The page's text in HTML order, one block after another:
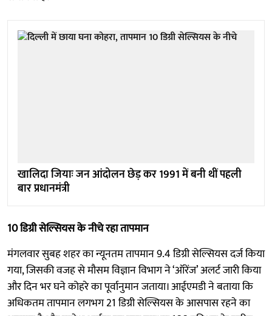
खालिदा जियाः जन आंदोलन छेड़ कर 1991 में बनी थीं पहली
बार प्रधानमंत्री
10 डिग्री सेल्सियस के नीचे रहा तापमान
मंगलवार सुबह शहर का न्यूनतम तापमान 9.4 डिग्री सेल्सियस दर्ज किया
गया, जिसकी वजह से मौसम विज्ञान विभाग ने ‘ऑरेंज’ अलर्ट जारी किया
और दिन भर घने कोहरे का पूर्वानुमान जताया। आईएमडी ने बताया कि
अधिकतम तापमान लगभग 21 डिग्री सेल्सियस के आसपास रहने का